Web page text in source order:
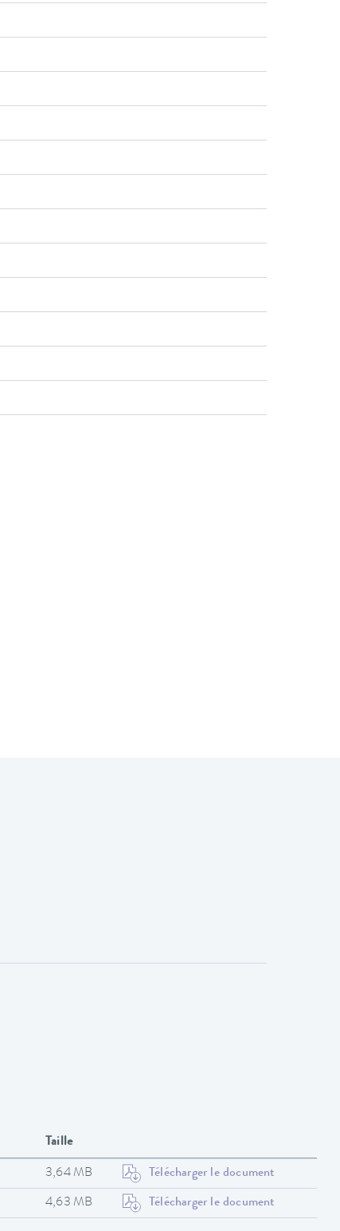
Taille
3,64 MB Télécharger le document
4,63 MB Télécharger le document